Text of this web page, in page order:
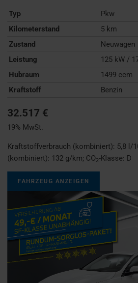
Typ
Pkw
Kilometerstand
5 km
Zustand
Neuwagen
Leistung
125 kW /
Hubraum
1499 ccm
Kraftstoff
Benzin
32.517 €
19% MwSt.
Kraftstoffverbrauch (kombiniert): 5,8 l/
(kombiniert): 132 g/km; CO2-Klasse: D
FAHRZEUG ANZEIGEN